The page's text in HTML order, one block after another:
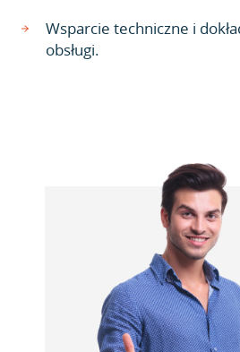
Wsparcie techniczne i
obsługi.